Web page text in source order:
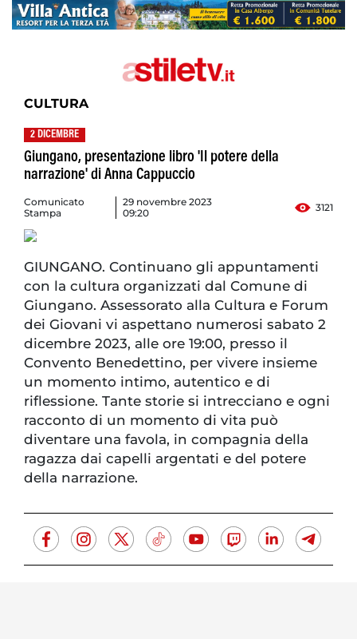
CULTURA
2 DICEMBRE
Giungano, presentazione libro 'Il potere della
narrazione' di Anna Cappuccio
Comunicato
Stampa
29 novembre 2023
09:20
3121
GIUNGANO. Continuano gli appuntamenti
con la cultura organizzati dal Comune di
Giungano. Assessorato alla Cultura e Forum
dei Giovani vi aspettano numerosi sabato 2
dicembre 2023, alle ore 19:00, presso il
Convento Benedettino, per vivere insieme
un momento intimo, autentico e di
riflessione. Tante storie si intrecciano e ogni
racconto di un momento di vita può
diventare una favola, in compagnia della
ragazza dai capelli argentati e del potere
della narrazione.